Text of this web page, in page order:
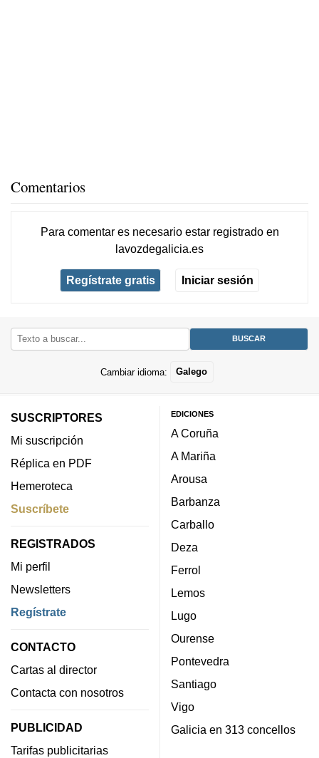
Comentarios
Para comentar es necesario estar registradoen
lavozdegalicia.es
Regístrate gratis Iniciar sesión
Cambiar idioma: Galego
SUSCRIPTORES
Mi suscripción
Réplica en PDF
Hemeroteca
Suscríbete
REGISTRADOS
Mi perfil
Newsletters
Regístrate
CONTACTO
Cartas al director
Contacta con nosotros
PUBLICIDAD
Tarifas publicitarias
EDICIONES
A Coruña
A Mariña
Arousa
Barbanza
Carballo
Deza
Ferrol
Lemos
Lugo
Ourense
Pontevedra
Santiago
Vigo
Galicia en 313 concellos